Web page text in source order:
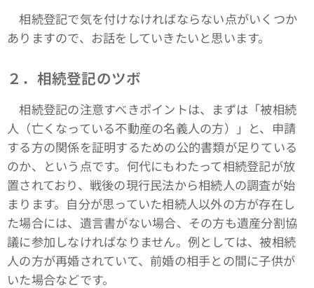
相続登記で気を付けなければならない点がいくつか
ありますので、お話をしていきたいと思います。
２．相続登記のツボ
相続登記の注意すべきポイントは、まずは「被相続
人（亡くなっている不動産の名義人の方）」と、申請
する方の関係を証明するための公的書類が足りている
のか、という点です。何代にもわたって相続登記が放
置されており、戦後の現行民法から相続人の調査が始
まります。自分が思っていた相続人以外の方が存在し
た場合には、遺言書がない場合、その方も遺産分割協
議に参加しなければなりません。例としては、被相続
人の方が再婚されていて、前婚の相手との間に子供が
いた場合などです。